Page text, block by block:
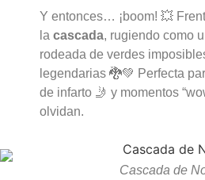
Y entonces… ¡boom! 💥
la cascada, rugiendo como
rodeada de verdes
legendarias 🐉💚 Perfecta
de infarto 🤳 y momentos
olvidan.
Cascada de